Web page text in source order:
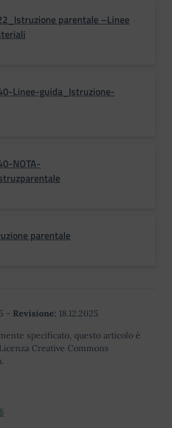
parentale –Linee
Linee-guida_Istruzione-
NOTA-
parentale
- Revisione: 18.12.2025
specificato, questo articolo è
Creative Commons